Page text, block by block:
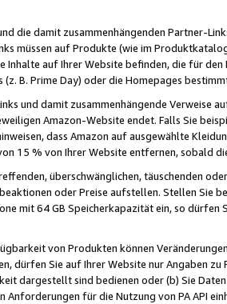
die damit zusammenhängenden Partner-
müssen auf Produkte (wie im
Inhalte auf Ihrer Website befinden, die für
(z. B. Prime Day) oder die Homepages
und damit zusammenhängende
Amazon-Website endet. Falls Sie
dass Amazon auf ausgewählte
15 % von Ihrer Website entfernen, sobald
überschwänglichen, täuschenden
oder Preise aufstellen. Stellen Sie
mit 64 GB Speicherkapazität ein, so dürfen
von Produkten können
dürfen Sie auf Ihrer Website nur Angaben
dargestellt sind bedienen oder (b) Sie
Anforderungen für die Nutzung von PA API